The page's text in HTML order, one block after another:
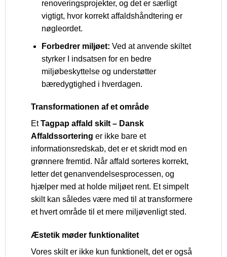
renoveringsprojekter, og det er særligt
vigtigt, hvor korrekt affaldshåndtering er
nøgleordet.
Forbedrer miljøet: Ved at anvende skiltet
styrker I indsatsen for en bedre
miljøbeskyttelse og understøtter
bæredygtighed i hverdagen.
Transformationen af et område
EtTagpap affald skilt – Dansk
Affaldssortering er ikke bare et
informationsredskab, det er et skridt mod en
grønnere fremtid. Når affald sorteres korrekt,
letter det genanvendelsesprocessen, og
hjælper med at holde miljøet rent. Et simpelt
skilt kan således være med til at transformere
et hvert område til et mere miljøvenligt sted.
Æstetik møder funktionalitet
Vores skilt er ikke kun funktionelt, det er også